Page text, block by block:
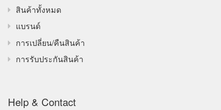
สินค้าทั้งหมด
แบรนด์
การเปลี่ยน/คืนสินค้า
การรับประกันสินค้า
Help & Contact